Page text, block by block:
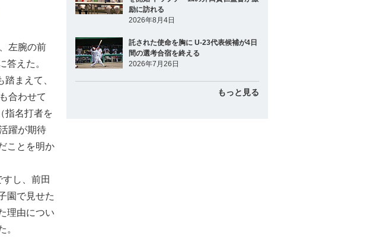
左腕の前
答えた。
まえて、
合わせて
指名打者を
躍が期待
ことを明か
し、前田
園で見せた
理由につい
。
励に訪れる
2026年8月4日
託された使命を胸に U-23代表候補が4日
間の選考合宿を終える
2026年7月26日
もっと見る